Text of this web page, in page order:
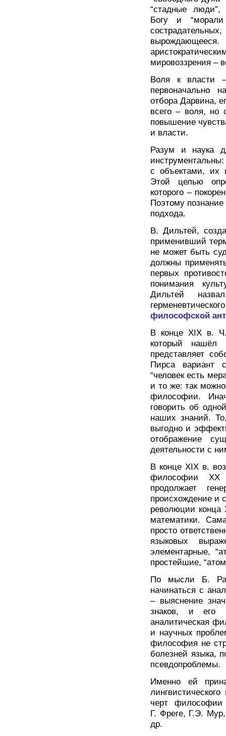
“стадные люди”,
Богу и
мировоззрения –
Воля к власти
первоначально
отбора Дарвина,
всего – воля, но
повышение
и власти.
Разум и наука
с объектами, их
Этой целью
которого –
Поэтому
подхода.
В. Дильтей,
применивший
не может быть
должны
первых
понимания
Дильтей
философской
В конце XIX в.
который нашёл
представляет
Пирса вариант
“человек есть
и то же: так
философии.
говорить об
наших знаний.
выгодно и
отображение
деятельности с
В конце XIX в.
философии
продолжает
происхождение и
революции конца
математики.
просто
языковых
элементарные,
простейшие,
По мысли Б.
начинаться с
– выяснение
знаков, и его
аналитическая
и научных
философия не
болезней языка,
псевдопроблемы.
Именно ей
черт
Г. Фреге, Г.Э.
др.